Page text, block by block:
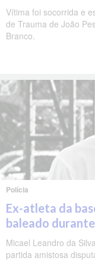
Vítima foi socorrida e
de Trauma de João
Branco.
Polícia
Ex-atleta da
baleado
Micael Leandro da
partida amistosa